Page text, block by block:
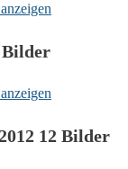
Bilder
12 Bilder